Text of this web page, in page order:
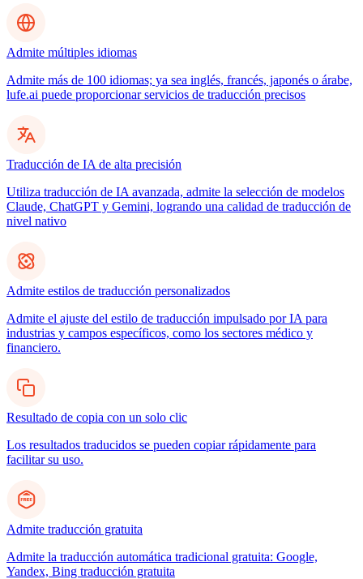
Admite múltiples idiomas
Admite más de 100 idiomas; ya sea inglés, francés, japonés o árabe,
lufe.ai puede proporcionar servicios de traducción precisos
Traducción de IA de alta precisión
Utiliza traducción de IA avanzada, admite la selección de modelos
Claude, ChatGPT y Gemini, logrando una calidad de traducción de
nivel nativo
Admite estilos de traducción personalizados
Admite el ajuste del estilo de traducción impulsado por IA para
industrias y campos específicos, como los sectores médico y
financiero.
Resultado de copia con un solo clic
Los resultados traducidos se pueden copiar rápidamente para
facilitar su uso.
Admite traducción gratuita
Admite la traducción automática tradicional gratuita: Google,
Yandex, Bing traducción gratuita